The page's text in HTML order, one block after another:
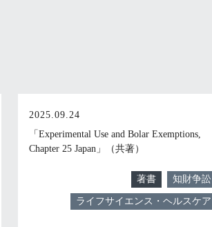
2025.09.24
「Experimental Use and Bolar Exemptions,
Chapter 25 Japan」（共著）
著書 知財争訟
ライフサイエンス・ヘルスケア